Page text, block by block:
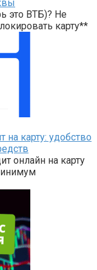
это ВТБ)? Не
карту**
карту: удобство
онлайн на карту